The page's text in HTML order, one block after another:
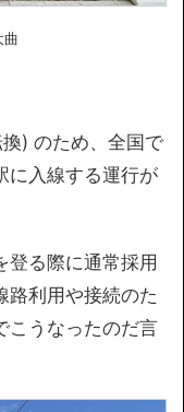
曲
) のため、全国で
に入線する運行が
登る際に通常採用
路利用や接続のた
こうなったのだ言